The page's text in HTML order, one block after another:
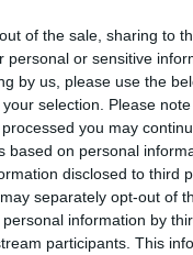
of the sale, sharing to
personal or sensitive
by us, please use the
selection. Please
you may
based on personal
disclosed to third
separately opt-out of
information by
participants. This
Morrone tábornok
alatt 12
1 csehszlovák
567 ágyúval
Velencei-síkságon, a
millió olasz katona
fegyveres